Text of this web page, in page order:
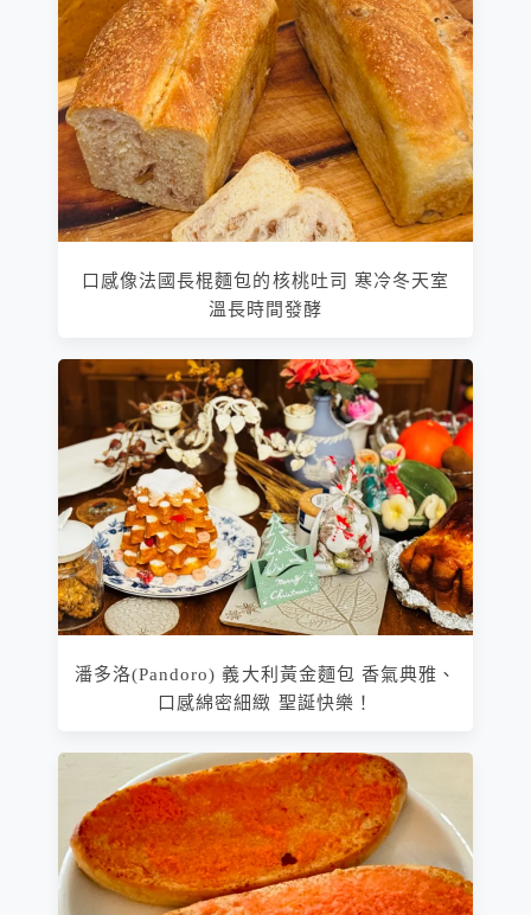
口感像法國長棍麵包的核桃吐司 寒冷冬天室
溫長時間發酵
潘多洛(Pandoro) 義大利黃金麵包 香氣典雅、
口感綿密細緻 聖誕快樂！